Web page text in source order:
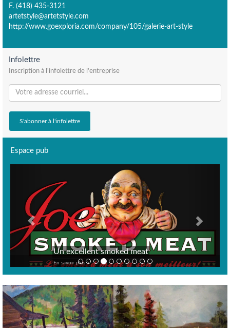
F. (418) 435-3121
artetstyle@artetstyle.com
http://www.goexploria.com/company/105/galerie-art-style
Infolettre
Inscription à l'infolettre de l'entreprise
Espace pub
Un excellent smoked meat
En savoir plus >
Previous